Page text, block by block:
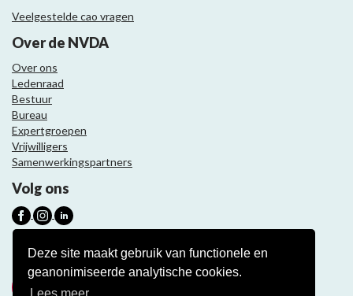
Deze site maakt gebruik van functionele en
geanonimiseerde analytische cookies.
Veelgestelde cao vragen
Over de NVDA
Over ons
Ledenraad
Bestuur
Bureau
Expertgroepen
Vrijwilligers
Samenwerkingspartners
Volg ons
Nieuwsbrief
Meld je aan